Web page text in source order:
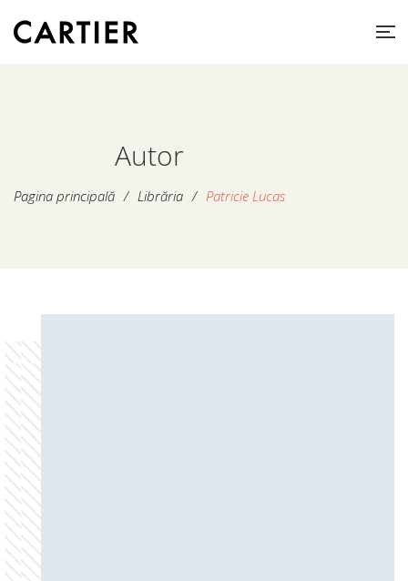
Autor
Pagina principală / Librăria / Patricie Lucas